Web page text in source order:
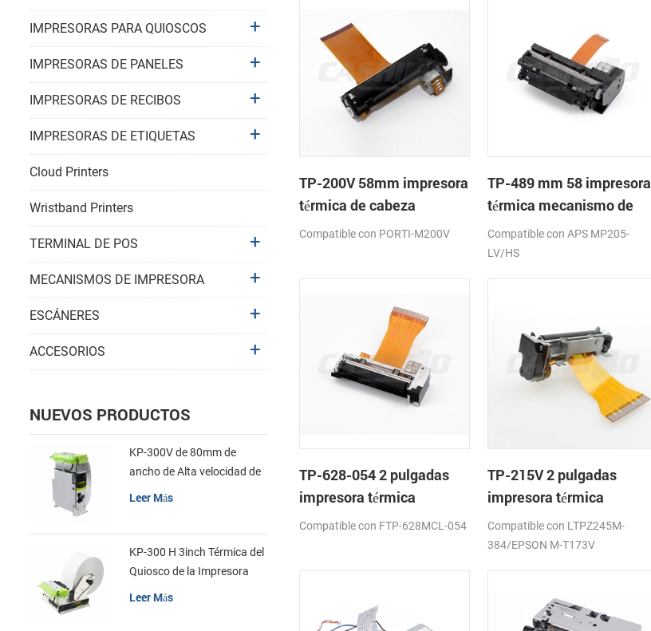
TP-200V 58mm impresora
térmica de cabeza
Compatible con PORTI-M200V
TP-489 mm 58 impresora
térmica mecanismo de
Compatible con APS MP205-
LV/HS
TP-628-054 2 pulgadas
impresora térmica
mecanismo de
Compatible con FTP-628MCL-054
TP-215V 2 pulgadas
impresora térmica
mecanismo de
Compatible con LTPZ245M-
384/EPSON M-T173V
IMPRESORAS PARA QUIOSCOS
IMPRESORAS DE PANELES
IMPRESORAS DE RECIBOS
IMPRESORAS DE ETIQUETAS
Cloud Printers
Wristband Printers
TERMINAL DE POS
MECANISMOS DE IMPRESORA
ESCÁNERES
ACCESORIOS
NUEVOS PRODUCTOS
KP-300V de 80mm de
ancho de Alta velocidad de
la Impresora Térmica del
Leer Más
KP-300 H 3inch Térmica del
Quiosco de la Impresora
Módulo de
Leer Más